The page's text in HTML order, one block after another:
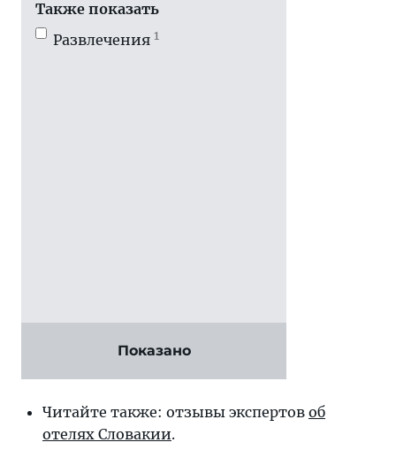
Показано
Также показать
Развлечения 1
Читайте также: отзывы экспертов об
отелях Словакии.